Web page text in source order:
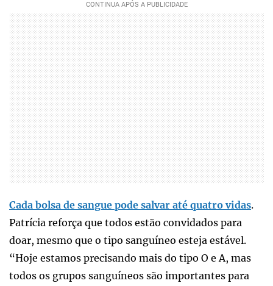
Cada bolsa de sangue pode salvar até quatro vidas.
Patrícia reforça que todos estão convidados para
doar, mesmo que o tipo sanguíneo esteja estável.
“Hoje estamos precisando mais do tipo O e A, mas
todos os grupos sanguíneos são importantes para